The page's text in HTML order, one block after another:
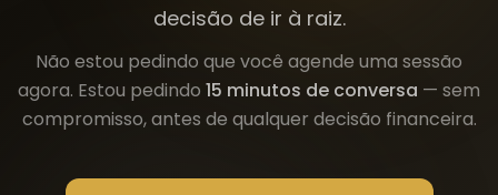
decisão de ir à raiz.
Não estou pedindo que você agende uma sessão
agora. Estou pedindo 15 minutos de conversa — sem
compromisso, antes de qualquer decisão financeira.